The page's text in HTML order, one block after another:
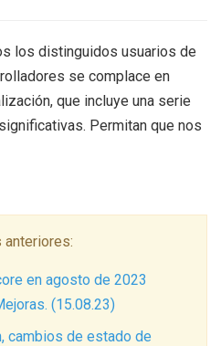
los distinguidos usuarios de
se complace en
que incluye una serie
Permitan que nos
anteriores:
en agosto de 2023
(15.08.23)
cambios de estado de